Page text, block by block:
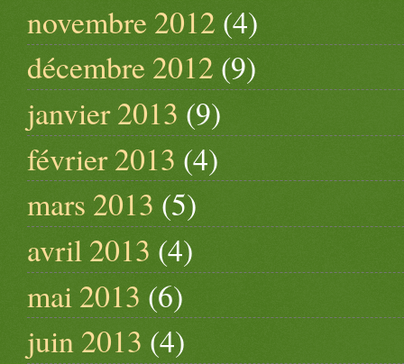
novembre 2012 (4)
décembre 2012 (9)
janvier 2013 (9)
février 2013 (4)
mars 2013 (5)
avril 2013 (4)
mai 2013 (6)
juin 2013 (4)